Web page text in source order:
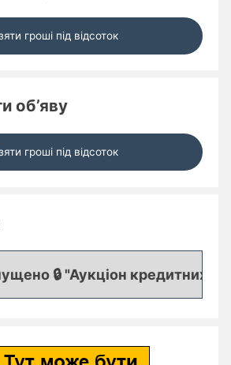
гроші під відсоток
об’яву
гроші під відсоток
🔒 "Аукціон кредитних